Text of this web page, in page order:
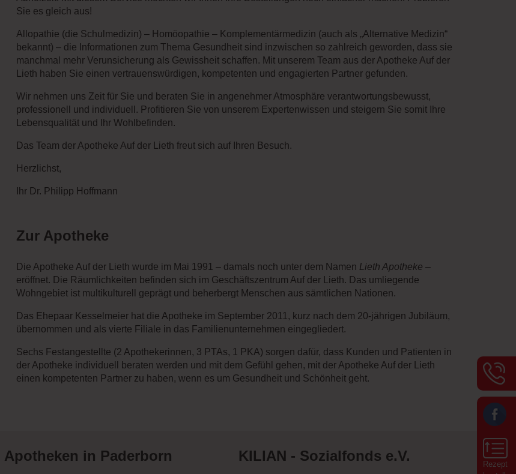
Rezept
Sie es gleich aus!
Allopathie (die Schulmedizin) – Homöopathie – Komplementärmedizin (auch als „Alternative Medizin“
bekannt) – die Informationen zum Thema Gesundheit sind inzwischen so zahlreich geworden, dass sie
manchmal mehr Verunsicherung als Gewissheit schaffen. Mit unserem Team aus der Apotheke Auf der
Lieth haben Sie einen vertrauenswürdigen, kompetenten und engagierten Partner gefunden.
Wir nehmen uns Zeit für Sie und beraten Sie in angenehmer Atmosphäre verantwortungsbewusst,
professionell und individuell. Profitieren Sie von unserem Expertenwissen und steigern Sie somit Ihre
Lebensqualität und Ihr Wohlbefinden.
Das Team der Apotheke Auf der Lieth freut sich auf Ihren Besuch.
Herzlichst,
Ihr Dr. Philipp Hoffmann
Zur Apotheke
Die Apotheke Auf der Lieth wurde im Mai 1991 – damals noch unter dem Namen Lieth Apotheke –
eröffnet. Die Räumlichkeiten befinden sich im Geschäftszentrum Auf der Lieth. Das umliegende
Wohngebiet ist multikulturell geprägt und beherbergt Menschen aus sämtlichen Nationen.
Das Ehepaar Kesselmeier hat die Apotheke im September 2011, kurz nach dem 20-jährigen Jubiläum,
übernommen und als vierte Filiale in das Familienunternehmen eingegliedert.
Sechs Festangestellte (2 Apothekerinnen, 3 PTAs, 1 PKA) sorgen dafür, dass Kunden und Patienten in
der Apotheke individuell beraten werden und mit dem Gefühl gehen, mit der Apotheke Auf der Lieth
einen kompetenten Partner zu haben, wenn es um Gesundheit und Schönheit geht.
Apotheken in Paderborn KILIAN - Sozialfonds e.V.